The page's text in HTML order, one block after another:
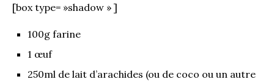
[box type= »shadow » ]
100g farine
1 œuf
250ml de lait d’arachides (ou de coco ou un autre